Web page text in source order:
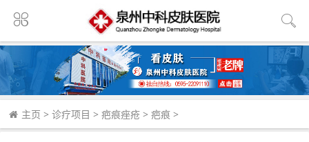
主页 > 诊疗项目 > 疤痕痤疮 > 疤痕 >